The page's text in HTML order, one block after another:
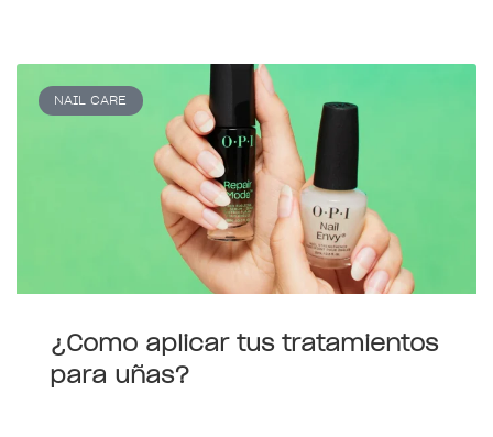
NAIL CARE
¿Como aplicar tus tratamientos
para uñas?